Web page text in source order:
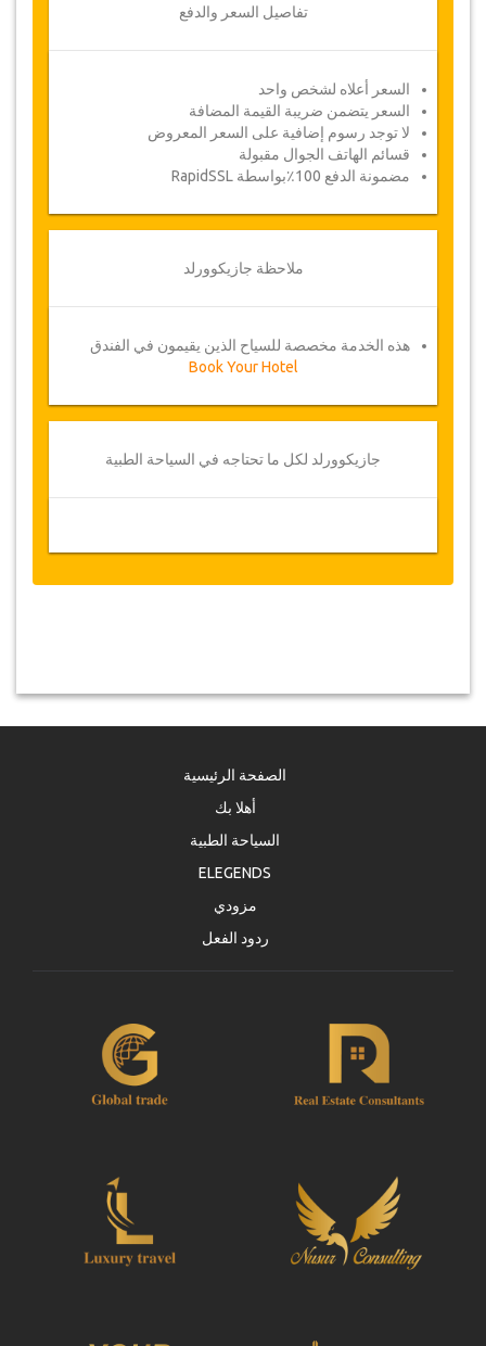
تفاصيل السعر والدفع
السعر أعلاه لشخص واحد
السعر يتضمن ضريبة القيمة المضافة
لا توجد رسوم إضافية على السعر المعروض
قسائم الهاتف الجوال مقبولة
مضمونة الدفع 100٪بواسطة RapidSSL
ملاحظة جازيكوورلد
هذه الخدمة مخصصة للسياح الذين يقيمون في الفندق
Book Your Hotel
جازيكوورلد لكل ما تحتاجه في السياحة الطبية
الصفحة الرئيسية
أهلا بك
السياحة الطبية
ELEGENDS
مزودي
ردود الفعل